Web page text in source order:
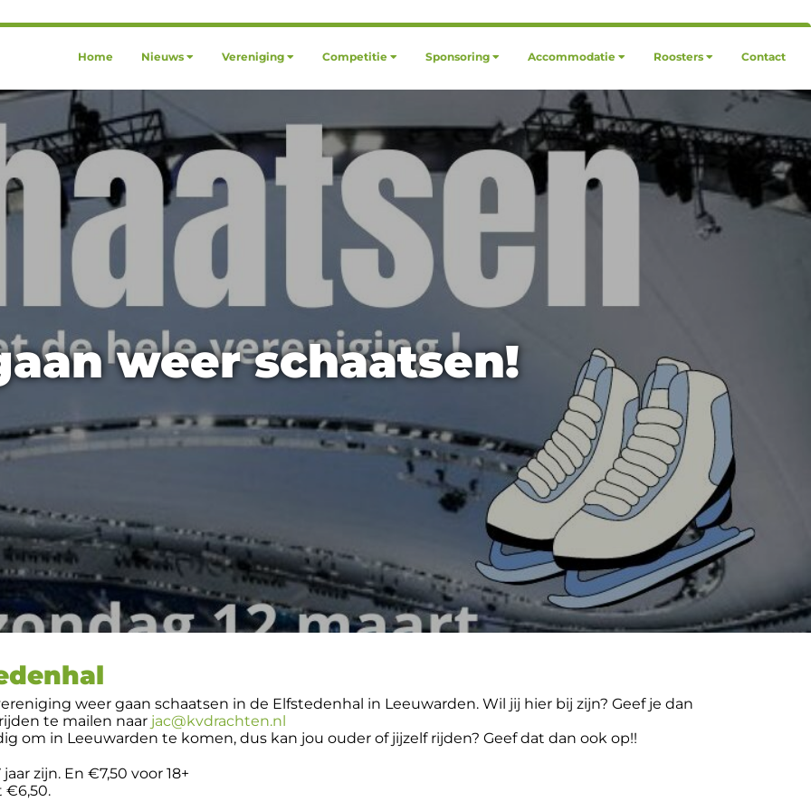
Home Nieuws Vereniging Competitie Sponsoring Accommodatie Roosters Contact
weer schaatsen!
weer gaan schaatsen in de Elfstedenhal in Leeuwarden. Wil jij hier bij zijn? Geef je dan
te mailen naar jac@kvdrachten.nl
om in Leeuwarden te komen, dus kan jou ouder of jijzelf rijden? Geef dat dan ook op!!
zijn. En €7,50 voor 18+
€6,50.